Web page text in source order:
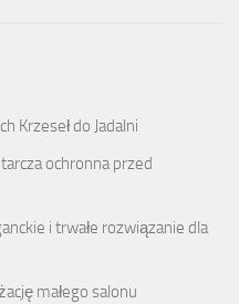
Krzeseł do Jadalni
ochronna przed
i trwałe rozwiązanie dla
małego salonu